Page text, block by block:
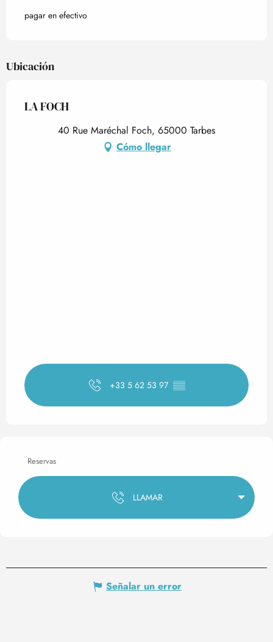
pagar en efectivo
Ubicación
LA FOCH
40 Rue Maréchal Foch, 65000 Tarbes
Cómo llegar
+33 5 62 53 97 ▒▒
Reservas
LLAMAR
Señalar un error